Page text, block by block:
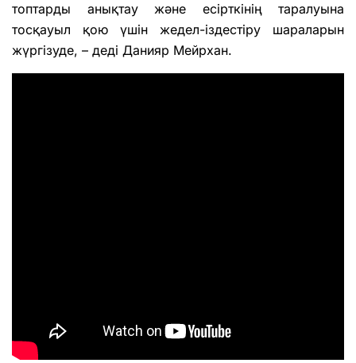
топтарды анықтау және есірткінің таралуына
тосқауыл қою үшін жедел-іздестіру шараларын
жүргізуде, – деді Данияр Мейрхан.